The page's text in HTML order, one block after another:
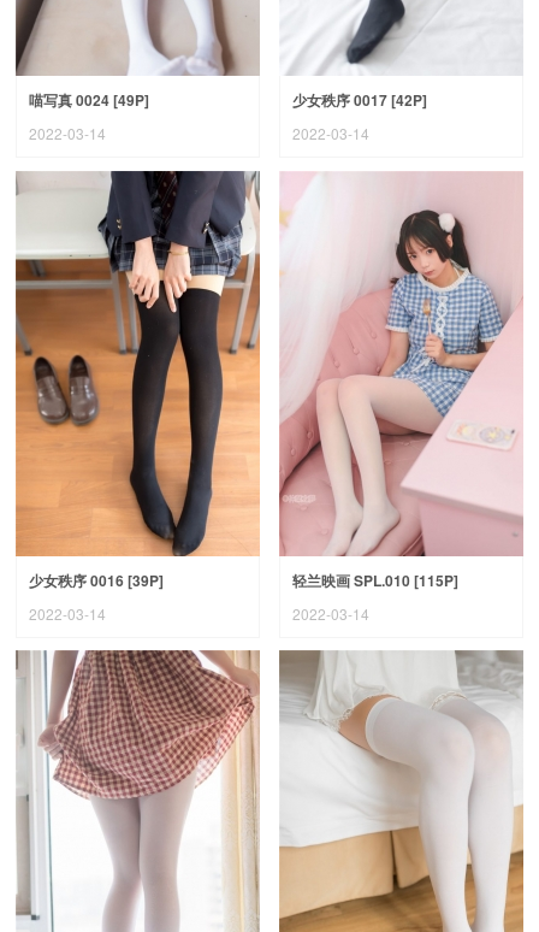
喵写真 0024 [49P]
2022-03-14
少女秩序 0017 [42P]
2022-03-14
少女秩序 0016 [39P]
2022-03-14
轻兰映画 SPL.010 [115P]
2022-03-14